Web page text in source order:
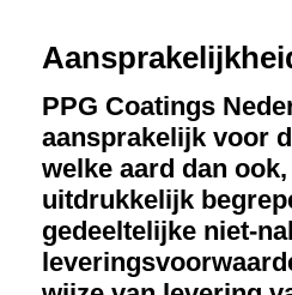
PPG Coatings
aansprakelijk voor
welke aard dan
uitdrukkelijk
gedeeltelijke niet-